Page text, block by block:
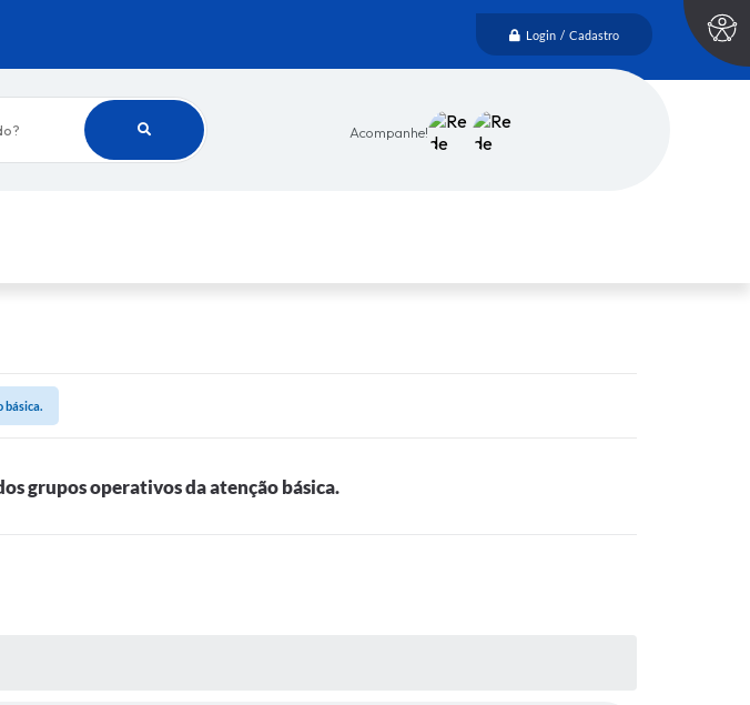
Login / Cadastro
Acompanhe!
básica.
grupos operativos da atenção básica.